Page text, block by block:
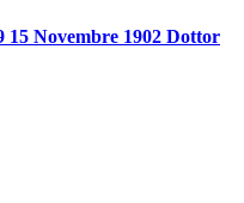
15 Novembre 1902 Dottor